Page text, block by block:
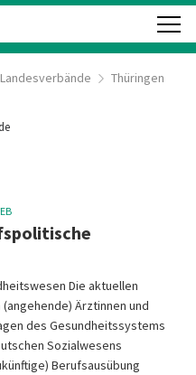
Landesverbände Thüringen
Die aktuellen
Ärztinnen und
des Gesundheitssystems
Sozialwesens
Berufsausübung